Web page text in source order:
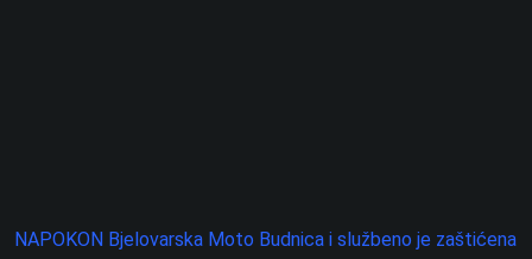
NAPOKON Bjelovarska Moto Budnica i službeno je zaštićena